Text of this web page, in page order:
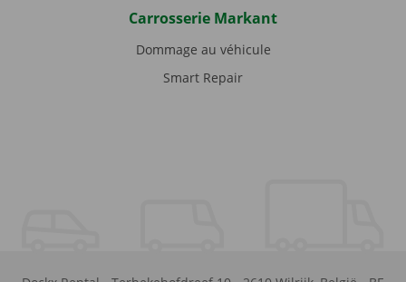
Carrosserie Markant
Dommage au véhicule
Smart Repair